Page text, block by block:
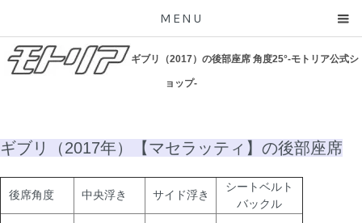
MENU
ギブリ（2017）の後部座席 角度25°-モトリア公式シ
ョップ-
ギブリ（2017年）【マセラッティ】の後部座席
後席角度 中央浮き サイド浮き
シートベルト
バックル